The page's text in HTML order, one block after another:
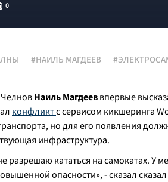
0
#НАИЛЬ МАГДЕЕВ
Наиль Магдееввпервые
конфликтс сервисом кикшеринга
но для его появления
инфраструктура.
разрешаю кататься на самокатах. У
опасности», - сказал